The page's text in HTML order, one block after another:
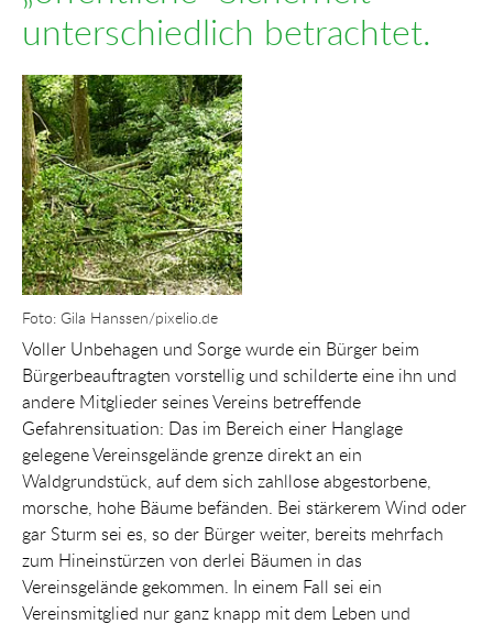
unterschiedlich betrachtet.
Show larger version for:
Foto: Gila Hanssen/pixelio.de
Voller Unbehagen und Sorge wurde ein Bürger beim
Bürgerbeauftragten vorstellig und schilderte eine ihn und
andere Mitglieder seines Vereins betreffende
Gefahrensituation: Das im Bereich einer Hanglage
gelegene Vereinsgelände grenze direkt an ein
Waldgrundstück, auf dem sich zahllose abgestorbene,
morsche, hohe Bäume befänden. Bei stärkerem Wind oder
gar Sturm sei es, so der Bürger weiter, bereits mehrfach
zum Hineinstürzen von derlei Bäumen in das
Vereinsgelände gekommen. In einem Fall sei ein
Vereinsmitglied nur ganz knapp mit dem Leben und